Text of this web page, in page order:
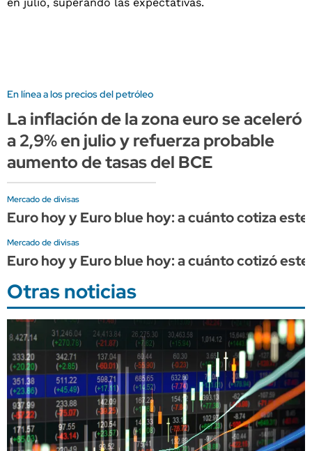
En línea a los precios del petróleo
La inflación de la zona euro se aceleró
a 2,9% en julio y refuerza probable
aumento de tasas del BCE
Mercado de divisas
Euro hoy y Euro blue hoy: a cuánto cotiza
Mercado de divisas
Euro hoy y Euro blue hoy: a cuánto cotizó
Otras noticias